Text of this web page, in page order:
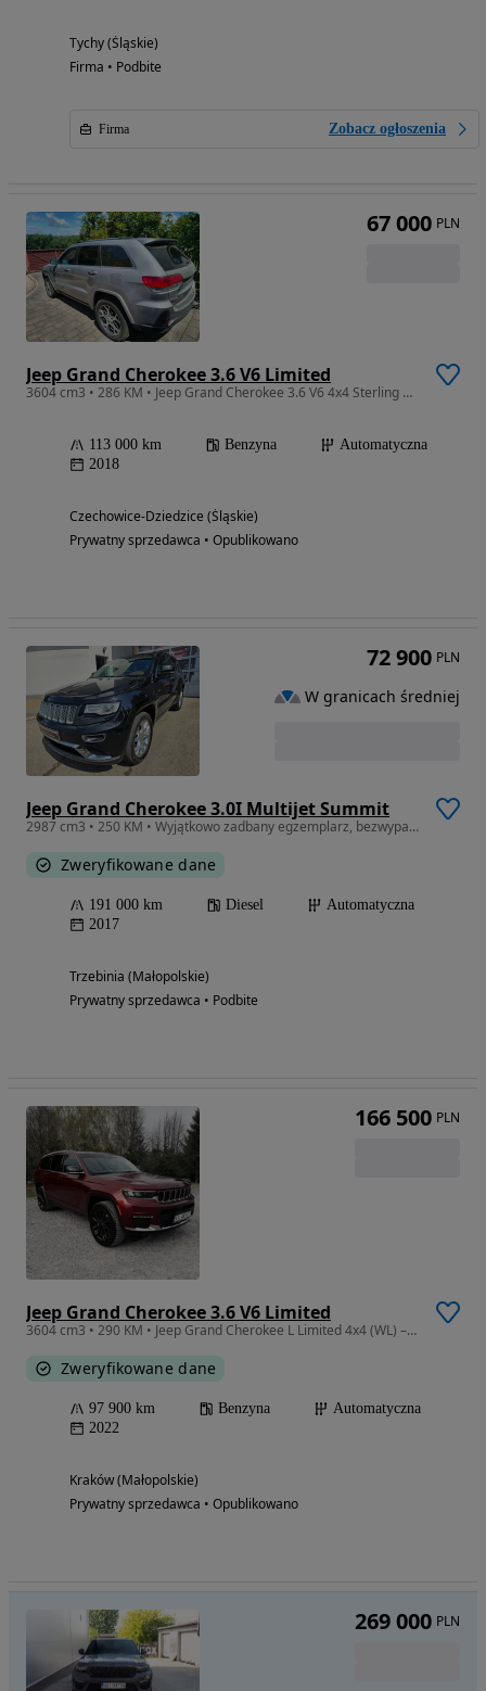
Tychy (Śląskie)
Firma • Podbite
Firma Zobacz ogłoszenia
Jeep Grand Cherokee 3.6 V6 Limited
3604 cm3 • 286 KM • Jeep Grand Cherokee 3.6 V6 4x4 Sterling Edition
113 000 km Benzyna
Automatyczna
2018
Czechowice-Dziedzice (Śląskie)
Prywatny sprzedawca • Opublikowano
67 000 PLN
Jeep Grand Cherokee 3.0I Multijet Summit
2987 cm3 • 250 KM • Wyjątkowo zadbany egzemplarz, bezwypadkowy, topowe wersja SUMMIT!
Zweryfikowane dane
191 000 km Diesel
Automatyczna
2017
Trzebinia (Małopolskie)
Prywatny sprzedawca • Podbite
72 900 PLN
W granicach średniej
Jeep Grand Cherokee 3.6 V6 Limited
3604 cm3 • 290 KM • Jeep Grand Cherokee L Limited 4x4 (WL) – 2022 6 osób PERFEKCYJNY STAN
Zweryfikowane dane
97 900 km Benzyna
Automatyczna
2022
Kraków (Małopolskie)
Prywatny sprzedawca • Opublikowano
166 500 PLN
269 000 PLN